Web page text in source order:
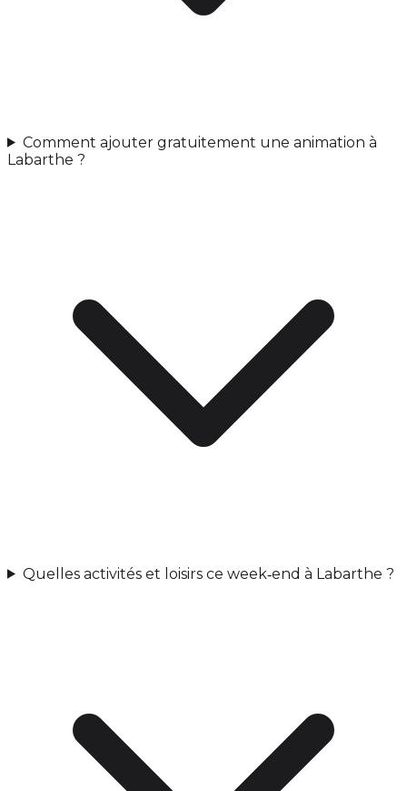
Comment ajouter gratuitement une animation à
Labarthe ?
Quelles activités et loisirs ce week‑end à Labarthe ?